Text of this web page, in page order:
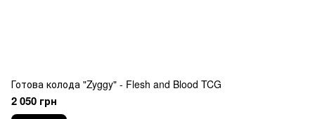
Готова колода "Zyggy" - Flesh and Blood TCG
2 050 грн